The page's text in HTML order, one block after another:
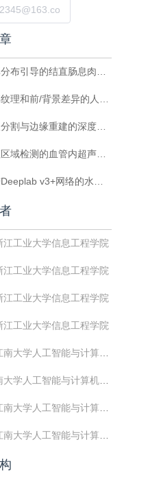
导的结直肠息肉高分辨率分割网络
和前/背景差异的人脸活体检测
与边缘重建的深度学习图像修复
检测的血管内超声图像并行分割
v3+网络的水岸线检测算法
江工业大学信息工程学院
江工业大学信息工程学院
江工业大学信息工程学院
江工业大学信息工程学院
大学人工智能与计算机学院
学人工智能与计算机学院
大学人工智能与计算机学院
大学人工智能与计算机学院